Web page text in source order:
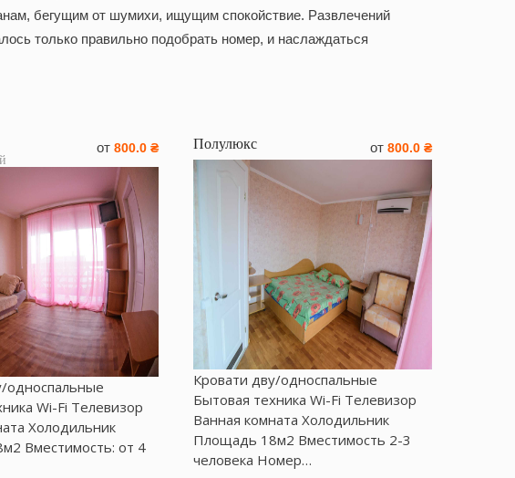
бегущим от шумихи, ищущим спокойствие. Развлечений
только правильно подобрать номер, и наслаждаться
от 800.0 ₴
односпальные
Wi-Fi Телевизор
Холодильник
Вместимость: от 4
Полулюкс от 800.0 ₴
Кровати дву/односпальные
Бытовая техника Wі-Fі Телевизор
Ванная комната Холодильник
Площадь 18м2 Вместимость 2-3
человека Номер…